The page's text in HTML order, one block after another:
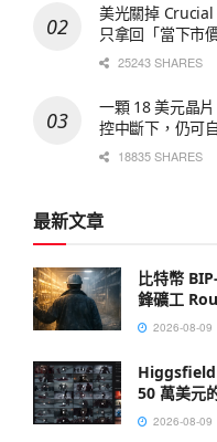
美光關掉 Crucial
只拿回「當下市
25243 SHARES
一顆 18 美元晶
控中斷下，仍可
18835 SHARES
最新文章
比特幣
鋒礦工
2026-08-09
Higgsfield
50 萬美元
2026-08-09